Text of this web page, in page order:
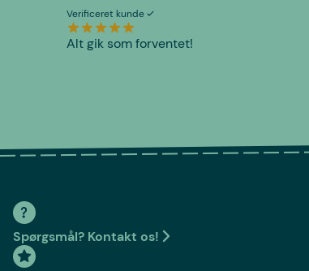
Verificeret kunde
Alt gik som forventet!
Spørgsmål? Kontakt os!